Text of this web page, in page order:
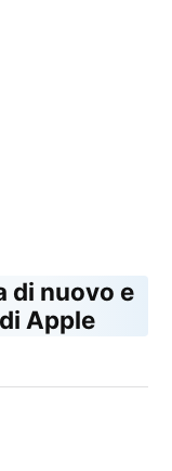
di nuovo e
Apple